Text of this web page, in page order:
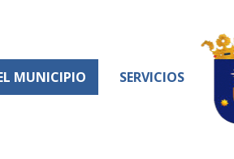
MUNICIPIO SERVICIOS